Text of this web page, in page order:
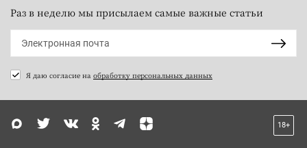
Раз в неделю мы присылаем самые важные статьи
Я даю согласие на обработку персональных данных
18+